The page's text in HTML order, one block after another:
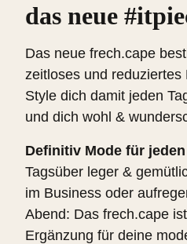
das neue
Das neue frech.cape
zeitloses und reduziertes
Style dich damit jeden
und dich wohl &
Definitiv Mode für jeden
Tagsüber leger &
im Business oder
Abend: Das frech.cape
Ergänzung für deine